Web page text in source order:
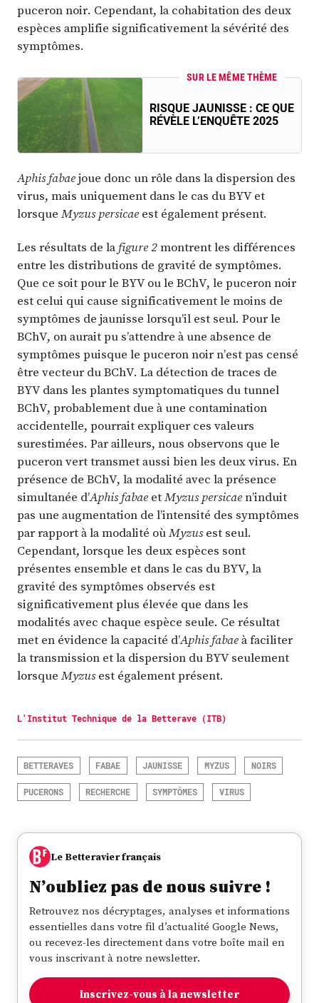
puceron noir. Cependant, la cohabitation des deux
espèces amplifie significativement la sévérité des
symptômes.
SUR LE MÊME THÈME
RISQUE JAUNISSE : CE QUE
RÉVÈLE L’ENQUÊTE 2025
Aphis fabaejoue donc un rôle dans la dispersion des
virus, mais uniquement dans le cas du BYV et
lorsque Myzus persicae est également présent.
Les résultats de lafigure 2montrent les différences
entre les distributions de gravité de symptômes.
Que ce soit pour le BYV ou le BChV, le puceron noir
est celui qui cause significativement le moins de
symptômes de jaunisse lorsqu’il est seul. Pour le
BChV, on aurait pu s’attendre à une absence de
symptômes puisque le puceron noir n’est pas censé
être vecteur du BChV. La détection de traces de
BYV dans les plantes symptomatiques du tunnel
BChV, probablement due à une contamination
accidentelle, pourrait expliquer ces valeurs
surestimées. Par ailleurs, nous observons que le
puceron vert transmet aussi bien les deux virus. En
présence de BChV, la modalité avec la présence
simultanée d’Aphis fabae etMyzus persicaen’induit
pas une augmentation de l’intensité des symptômes
par rapport à la modalité oùMyzusest seul.
Cependant, lorsque les deux espèces sont
présentes ensemble et dans le cas du BYV, la
gravité des symptômes observés est
significativement plus élevée que dans les
modalités avec chaque espèce seule. Ce résultat
met en évidence la capacité d’Aphis fabaeà faciliter
la transmission et la dispersion du BYV seulement
lorsque Myzusest également présent.
L'Institut Technique de la Betterave (ITB)
BETTERAVES FABAE JAUNISSE MYZUS NOIRS
PUCERONS RECHERCHE SYMPTÔMES VIRUS
Le Betteravier français
N’oubliez pas de nous suivre !
Retrouvez nos décryptages, analyses et informations
essentielles dans votre fil d’actualité Google News,
ou recevez-les directement dans votre boîte mail en
vous inscrivant à notre newsletter.
Inscrivez-vous à la newsletter